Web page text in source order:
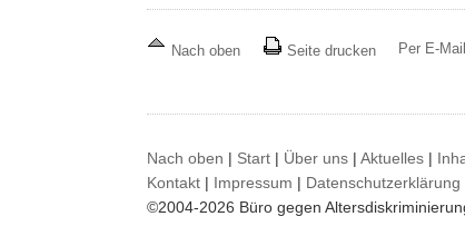
Nach oben Seite drucken Per E-
Nach oben | Start | Über uns | Aktuelles |
Kontakt | Impressum | Datenschutzerklärung
©2004-2026 Büro gegen